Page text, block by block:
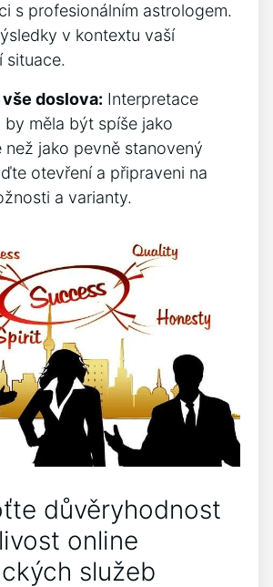
s profesionálním astrologem.
v kontextu vaší
situace.
doslova: Interpretace
by měla být spíše jako
než jako pevně stanovený
otevření a připraveni na
a varianty.
důvěryhodnost
online
služeb